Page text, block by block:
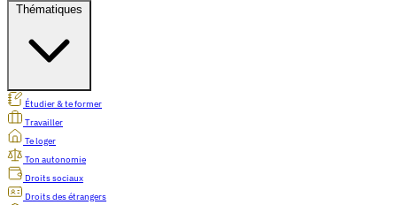
Thématiques
Étudier & te former
Travailler
Te loger
Ton autonomie
Droits sociaux
Droits des étrangers